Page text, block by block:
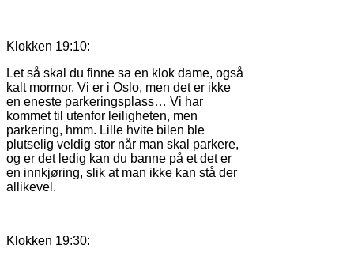
Klokken 19:10:
Let så skal du finne sa en klok dame, også
kalt mormor. Vi er i Oslo, men det er ikke
en eneste parkeringsplass… Vi har
kommet til utenfor leiligheten, men
parkering, hmm. Lille hvite bilen ble
plutselig veldig stor når man skal parkere,
og er det ledig kan du banne på et det er
en innkjøring, slik at man ikke kan stå der
allikevel.
Klokken 19:30: